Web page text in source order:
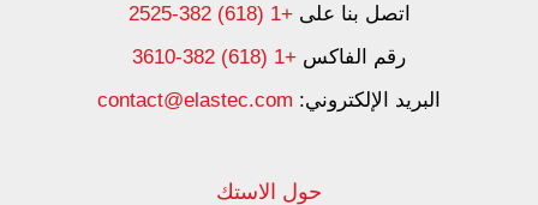
اتصل بنا على +1 (618) 382-2525
رقم الفاكس +1 (618) 382-3610
البريد الإلكتروني: contact@elastec.com
حول الاستك